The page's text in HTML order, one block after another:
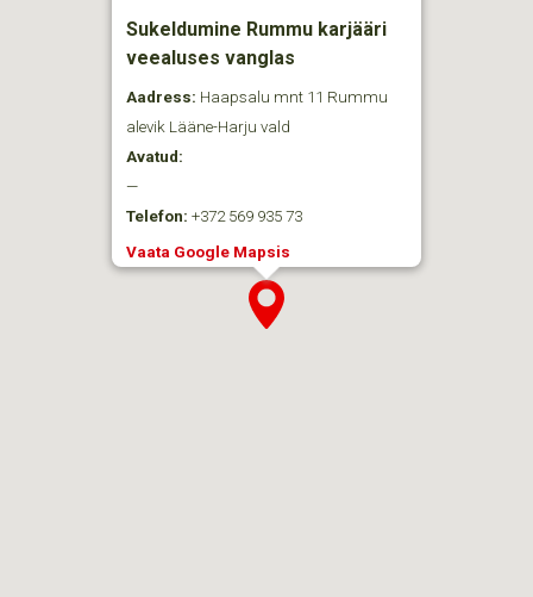
Sukeldumine Rummu karjääri
veealuses vanglas
Aadress: Haapsalu mnt 11 Rummu
alevik Lääne-Harju vald
Avatud:
—
Telefon: +372 569 935 73
Vaata Google Mapsis